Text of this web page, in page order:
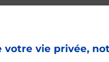
votre vie privée,
La Poste
aujourd'hui à 09h00